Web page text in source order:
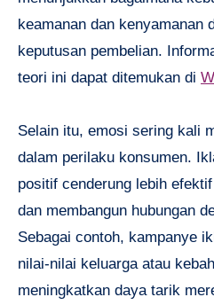
keamanan dan kenyamanan
keputusan pembelian.
teori ini dapat ditemukan di
Selain itu, emosi sering kali
dalam perilaku konsumen.
positif cenderung lebih
dan membangun hubungan
Sebagai contoh, kampanye
nilai-nilai keluarga atau
meningkatkan daya tarik